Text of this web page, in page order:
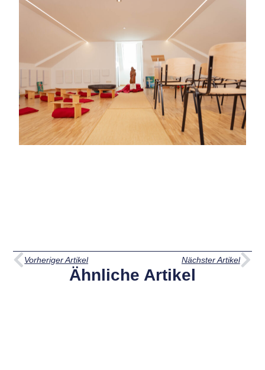
Vorheriger Artikel Nächster Artikel
Ähnliche Artikel